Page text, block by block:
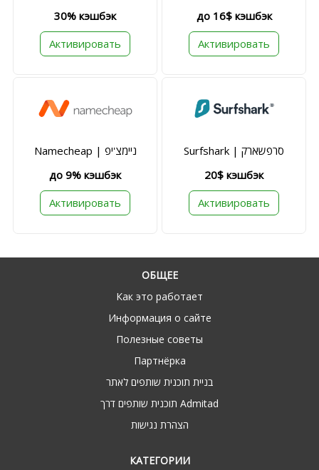
30% кэшбэк
Активировать
до 16$ кэшбэк
Активировать
Namecheap | ניימצ'יפ
до 9% кэшбэк
Активировать
Surfshark | סרפשארק
20$ кэшбэк
Активировать
ОБЩЕЕ
Как это работает
Информация о сайте
Полезные советы
Партнёрка
בניית תוכנית שותפים לאתר
תוכנית שותפים דרך Admitad
הצהרת נגישות
КАТЕГОРИИ